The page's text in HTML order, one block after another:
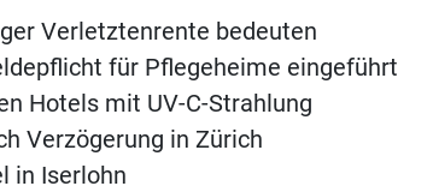
Verletztenrente bedeuten
für Pflegeheime eingeführt
Hotels mit UV-C-Strahlung
Verzögerung in Zürich
in Iserlohn